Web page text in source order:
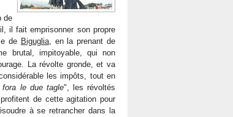
de
il fait emprisonner son propre
de Biguglia, en la prenant de
brutal, impitoyable, qui non
La révolte gronde, et va
les impôts, tout en
le due tagle", les révoltés
de cette agitation pour
à se retrancher dans la